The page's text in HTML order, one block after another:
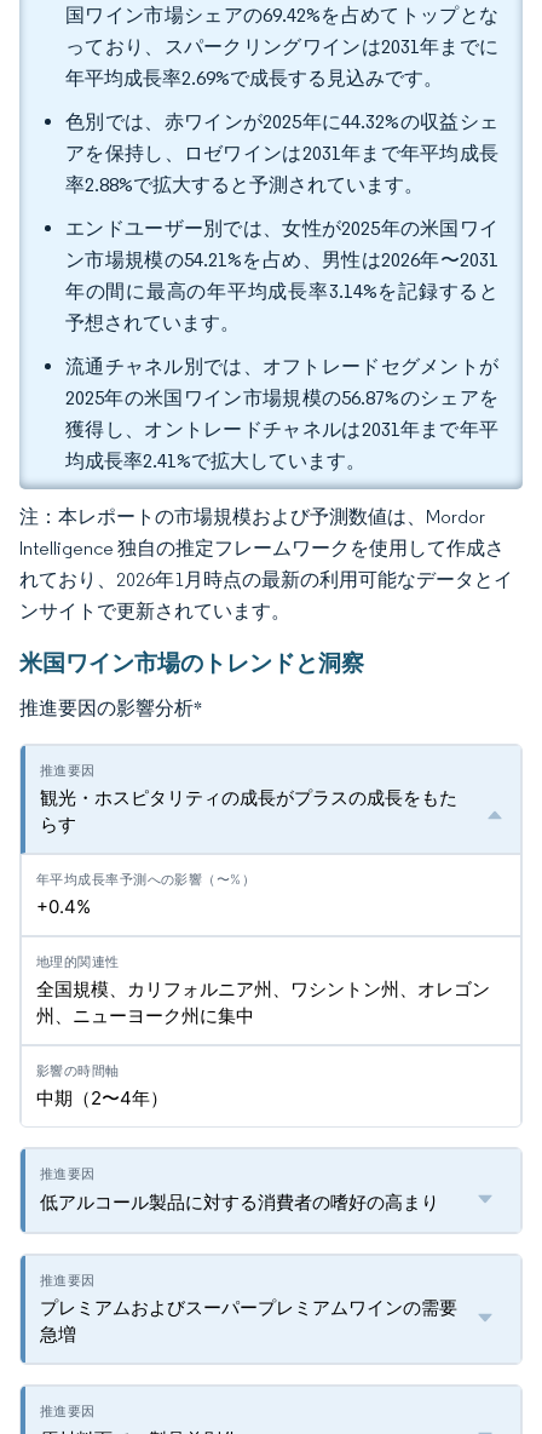
国ワイン市場シェアの69.42%を占めてトップとな
っており、スパークリングワインは2031年までに
年平均成長率2.69%で成長する見込みです。
色別では、赤ワインが2025年に44.32%の収益シェ
アを保持し、ロゼワインは2031年まで年平均成長
率2.88%で拡大すると予測されています。
エンドユーザー別では、女性が2025年の米国ワイ
ン市場規模の54.21%を占め、男性は2026年〜2031
年の間に最高の年平均成長率3.14%を記録すると
予想されています。
流通チャネル別では、オフトレードセグメントが
2025年の米国ワイン市場規模の56.87%のシェアを
獲得し、オントレードチャネルは2031年まで年平
均成長率2.41%で拡大しています。
注：本レポートの市場規模および予測数値は、Mordor
Intelligence 独自の推定フレームワークを使用して作成さ
れており、2026年1月時点の最新の利用可能なデータとイ
ンサイトで更新されています。
米国ワイン市場のトレンドと洞察
推進要因の影響分析*
観光・ホスピタリティの成長がプラスの成長をもた
らす
+0.4%
全国規模、カリフォルニア州、ワシントン州、オレゴン
州、ニューヨーク州に集中
中期（2〜4年）
低アルコール製品に対する消費者の嗜好の高まり
プレミアムおよびスーパープレミアムワインの需要
急増